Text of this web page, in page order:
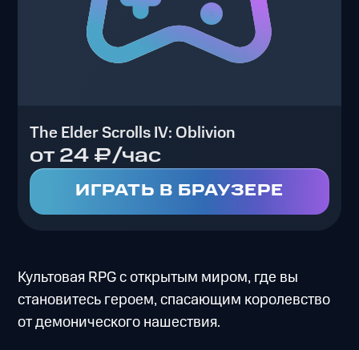
The Elder Scrolls IV: Oblivion
от 24 ₽/час
ИГРАТЬ В БРАУЗЕРЕ
Культовая RPG с открытым миром, где вы
становитесь героем, спасающим королевство
от демонического нашествия.